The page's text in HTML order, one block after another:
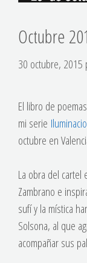
Octubre
30 octubre, 2015
El libro de
mi serie
octubre en
La obra del cartel
Zambrano e
sufí y la mística
Solsona, al que
acompañar sus